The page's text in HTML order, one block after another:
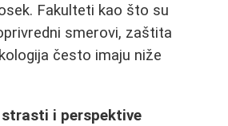
Fakulteti kao što su
smerovi, zaštita
često imaju niže
i perspektive